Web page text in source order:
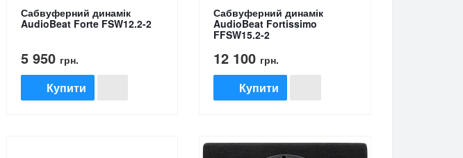
Сабвуферний динамік
AudioBeat Forte FSW12.2-2
5 950 грн.
Купити
Сабвуферний динамік
AudioBeat Fortissimo
FFSW15.2-2
12 100 грн.
Купити